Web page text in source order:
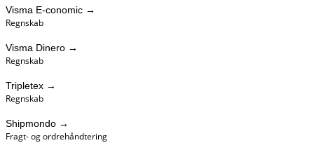
Visma E-conomic →
Regnskab
Visma Dinero →
Regnskab
Tripletex →
Regnskab
Shipmondo →
Fragt- og ordrehåndtering